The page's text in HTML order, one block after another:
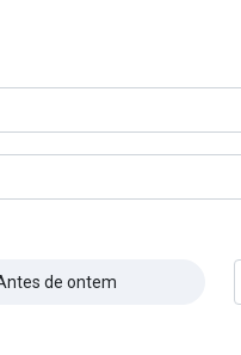
de ontem